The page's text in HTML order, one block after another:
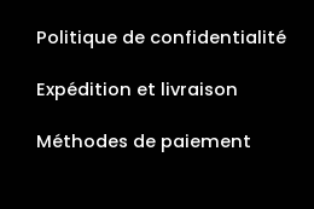
Politique de confidentialité
Expédition et livraison
Méthodes de paiement